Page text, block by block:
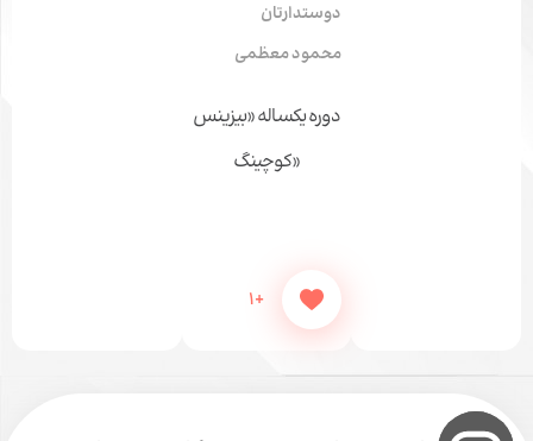
دوستدارتان
محمود معظمی
دوره یکساله «بیزینس
کوچینگ»
+1